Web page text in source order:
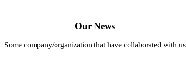
Our News
Some company/organization that have collaborated with us